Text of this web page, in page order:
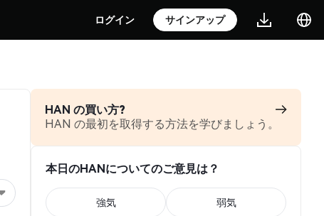
ログイン サインアップ
HAN の買い方?
HAN の最初を取得する方法を学びましょう。
本日のHANについてのご意見は？
強気 弱気